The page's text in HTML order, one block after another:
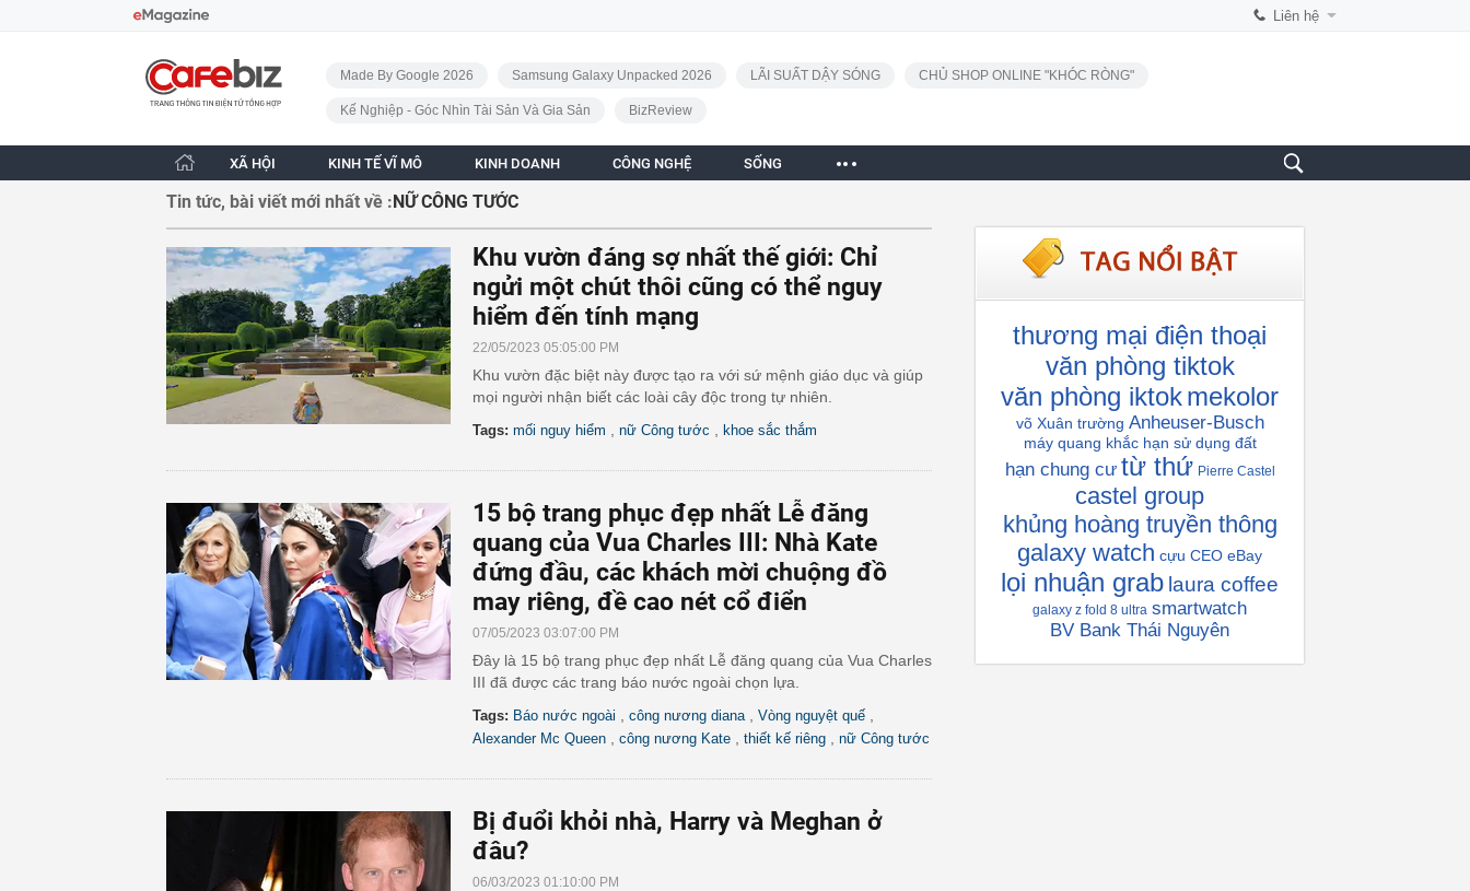
Liên hệ
CafeBiz - Trang chủ
Made By Google 2026
Samsung Galaxy Unpacked 2026 LÃI SUẤT DẬY SÓNG CHỦ SHOP ONLINE "KHÓC RÒNG"
Kế Nghiệp - Góc Nhìn Tài Sản Và Gia Sản BizReview
XÃ HỘI KINH TẾ VĨ MÔ KINH DOANH CÔNG NGHỆ SỐNG
Tin tức, bài viết mới nhất về :NỮ CÔNG TƯỚC
Khu vườn đáng sợ nhất thế giới: Chỉ
ngửi một chút thôi cũng có thể nguy
hiểm đến tính mạng
22/05/2023 05:05:00 PM
Khu vườn đặc biệt này được tạo ra với sứ mệnh giáo dục và giúp
mọi người nhận biết các loài cây độc trong tự nhiên.
Tags: mối nguy hiểm nữ Công tước khoe sắc thắm
15 bộ trang phục đẹp nhất Lễ đăng
quang của Vua Charles III: Nhà Kate
đứng đầu, các khách mời chuộng đồ
may riêng, đề cao nét cổ điển
07/05/2023 03:07:00 PM
Đây là 15 bộ trang phục đẹp nhất Lễ đăng quang của Vua Charles
III đã được các trang báo nước ngoài chọn lựa.
Tags: Báo nước ngoài công nương diana Vòng nguyệt quế
Alexander Mc Queen công nương Kate thiết kế riêng nữ Công tước
Bị đuổi khỏi nhà, Harry và Meghan ở
đâu?
06/03/2023 01:10:00 PM
thương mại điện thoại
văn phòng tiktok
văn phòng iktokmekolor
võ Xuân trường Anheuser-Busch
máy quang khắc hạn sử dụng đất
hạn chung cư từ thứ Pierre Castel
castel group
khủng hoàng truyền thông
galaxy watch cựu CEO eBay
lọi nhuận grab laura coffee
galaxy z fold 8 ultra smartwatch
BV Bank Thái Nguyên